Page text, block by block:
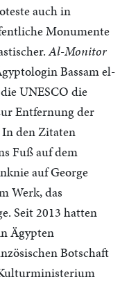
auch in
Monumente
Al-Monitor
Bassam el-
UNESCO die
Entfernung der
den Zitaten
Fuß auf dem
auf George
Werk, das
Seit 2013 hatten
Ägypten
Botschaft